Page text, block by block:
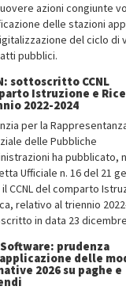
azioni congiunte
delle stazioni
del ciclo di
pubblici.
sottoscritto CCNL
Istruzione e
2022-2024
per la
delle Pubbliche
ha pubblicato,
Ufficiale n. 16 del 21
il CCNL del comparto
relativo al triennio
in data 23
prudenza
delle
2026 su paghe e